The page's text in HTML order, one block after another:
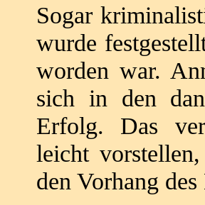
Sogar
wurde
worden war.
sich in den
Erfolg. Das
leicht
den Vorhang des